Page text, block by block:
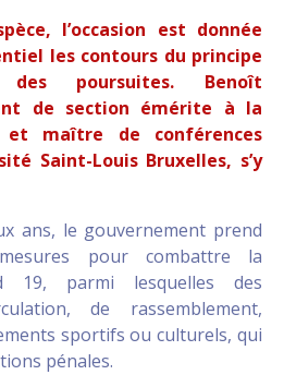
l’occasion est donnée
les contours du principe
des poursuites. Benoît
de section émérite à la
et maître de conférences
Saint-Louis Bruxelles, s’y
ans, le gouvernement prend
pour combattre la
19, parmi lesquelles des
de rassemblement,
sportifs ou culturels, qui
pénales.